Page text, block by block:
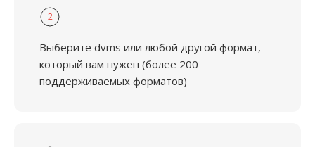
2
Выберите dvms или любой другой формат,
который вам нужен (более 200
поддерживаемых форматов)